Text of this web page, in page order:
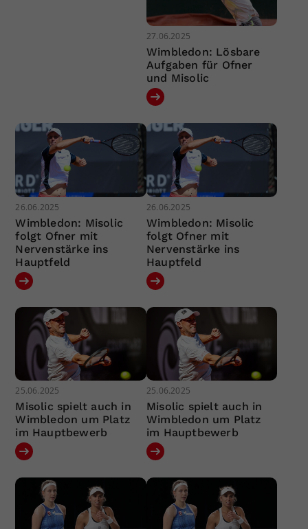
27.06.2025
Wimbledon: Lösbare
Aufgaben für Ofner
und Misolic
26.06.2025
Wimbledon: Misolic
folgt Ofner mit
Nervenstärke ins
Hauptfeld
26.06.2025
Wimbledon: Misolic
folgt Ofner mit
Nervenstärke ins
Hauptfeld
25.06.2025
Misolic spielt auch in
Wimbledon um Platz
im Hauptbewerb
25.06.2025
Misolic spielt auch in
Wimbledon um Platz
im Hauptbewerb